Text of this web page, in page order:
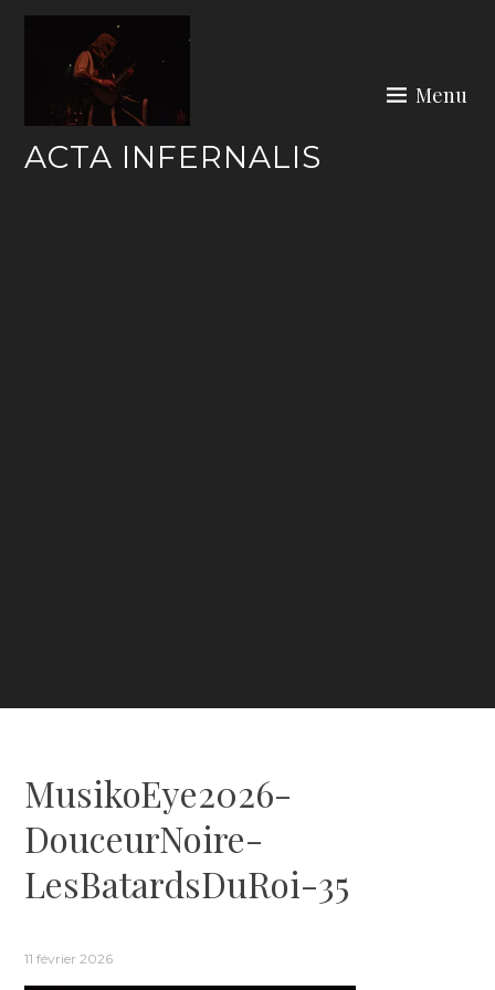
Skip
ACTA INFERNALIS
Menu
MusikoEye2026-
DouceurNoire-
LesBatardsDuRoi-35
11 février 2026